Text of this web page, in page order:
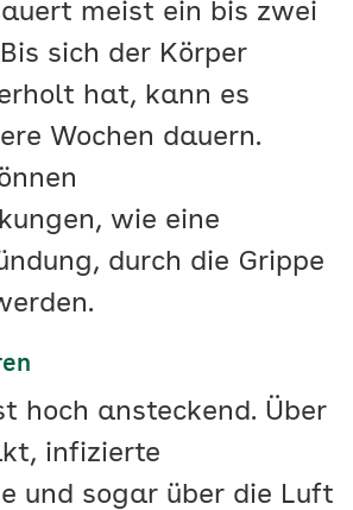
meist ein bis zwei
sich der Körper
hat, kann es
Wochen dauern.
wie eine
durch die Grippe
hoch ansteckend. Über
infizierte
und sogar über die Luft